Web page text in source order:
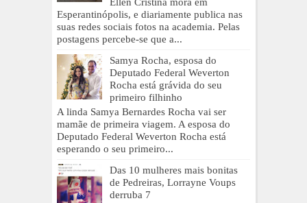
Ellen Cristina mora em
Esperantinópolis, e diariamente publica nas
suas redes sociais fotos na academia. Pelas
postagens percebe-se que a...
Samya Rocha, esposa do
Deputado Federal Weverton
Rocha está grávida do seu
primeiro filhinho
A linda Samya Bernardes Rocha vai ser
mamãe de primeira viagem. A esposa do
Deputado Federal Weverton Rocha está
esperando o seu primeiro...
Das 10 mulheres mais bonitas
de Pedreiras, Lorrayne Voups
derruba 7